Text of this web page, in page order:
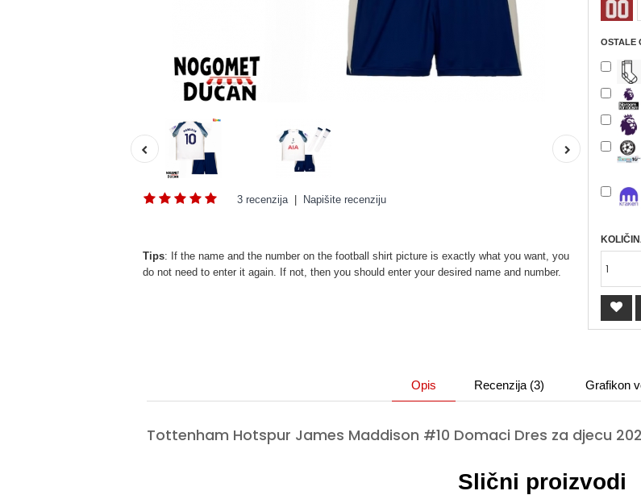
3 recenzija| Napišite recenziju
Tips: If the name and the number on the football shirt picture is exactly what you want, you
do not need to enter it again. If not, then you should enter your desired name and number.
OSTALE
Opis Recenzija (3) Grafikon
Tottenham Hotspur James Maddison #10 Domaci Dres za djecu
Slični proizvodi